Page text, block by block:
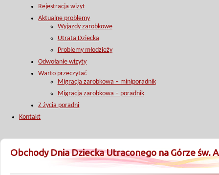
Rejestracja wizyt
Aktualne problemy
Wyjazdy zarobkowe
Utrata Dziecka
Problemy młodzieży
Odwołanie wizyty
Warto przeczytać
Migracja zarobkowa – miniporadnik
Migracja zarobkowa – poradnik
Z życia poradni
Kontakt
Obchody Dnia Dziecka Utraconego na Górze św.